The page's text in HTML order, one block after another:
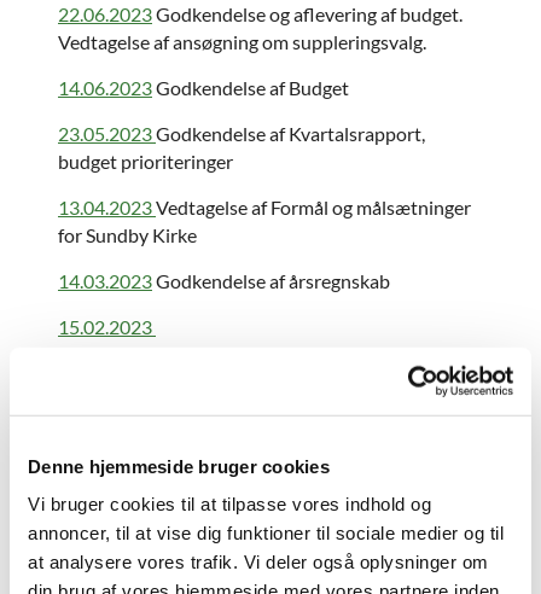
Denne hjemmeside bruger cookies
Vi bruger cookies til at tilpasse vores indhold og
annoncer, til at vise dig funktioner til sociale medier og til
at analysere vores trafik. Vi deler også oplysninger om
22.06.2023Godkendelse og aflevering af budget.
Vedtagelse af ansøgning om suppleringsvalg.
14.06.2023Godkendelse af Budget
23.05.2023Godkendelse af Kvartalsrapport,
budget prioriteringer
13.04.2023Vedtagelse af Formål og målsætninger
for Sundby Kirke
14.03.2023Godkendelse af årsregnskab
15.02.2023
Behandling af forretningsorden og div.
17.11.2022 konstituering af nyt råd
17.11.2022 godkendelse af kvartalsrapport